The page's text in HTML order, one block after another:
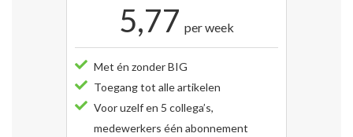
5,77 per week
Met én zonder BIG
Toegang tot alle artikelen
Voor uzelf en 5 collega’s,
medewerkers één abonnement